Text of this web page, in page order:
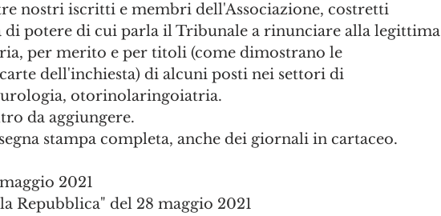
nostri iscritti e membri dell'Associazione, costretti
di potere di cui parla il Tribunale a rinunciare alla legittima
per merito e per titoli (come dimostrano le
dell'inchiesta) di alcuni posti nei settori di
otorinolaringoiatria.
da aggiungere.
stampa completa, anche dei giornali in cartaceo.
2021
Repubblica" del 28 maggio 2021